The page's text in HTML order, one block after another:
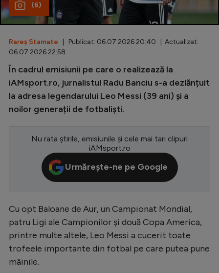
Inedit
Clasamente
Champions League
Europa League
Conference League
CM 2026
Premier League
LaLiga
Bundesliga
Ligue 1
Campionate
(6)
Rareș Stamate | Publicat: 06.07.2026 20:40 | Actualizat:
06.07.2026 22:58
În cadrul emisiunii pe care o realizează la
iAMsport.ro, jurnalistul Radu Banciu s-a dezlănțuit
la adresa legendarului Leo Messi (39 ani) și a
noilor generații de fotbaliști.
Nu rata știrile, emisiunile și cele mai tari clipuri
iAMsport.ro
Urmărește-ne pe Google
Cu opt Baloane de Aur, un Campionat Mondial,
patru Ligi ale Campionilor și două Copa America,
printre multe altele, Leo Messi a cucerit toate
trofeele importante din fotbal pe care putea pune
mâinile.